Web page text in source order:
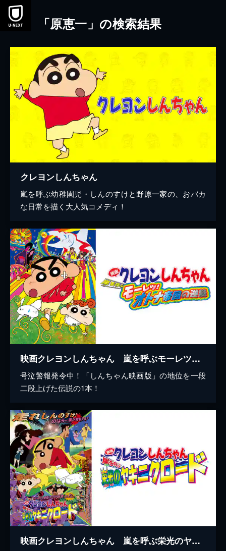
本文へスキップ
「原恵一」の検索結果
クレヨンしんちゃん
嵐を呼ぶ幼稚園児・しんのすけと野原一家の、おバカ
な日常を描く大人気コメディ！
映画クレヨンしんちゃん 嵐を呼ぶモーレツ！オトナ帝国の逆襲
号泣警報発令中！「しんちゃん映画版」の地位を一段
二段上げた伝説の1本！
映画クレヨンしんちゃん 嵐を呼ぶ栄光のヤキニクロード